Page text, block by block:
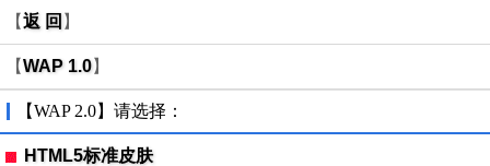
【返 回 】
【WAP 1.0】
【WAP 2.0】请选择：
HTML5标准皮肤